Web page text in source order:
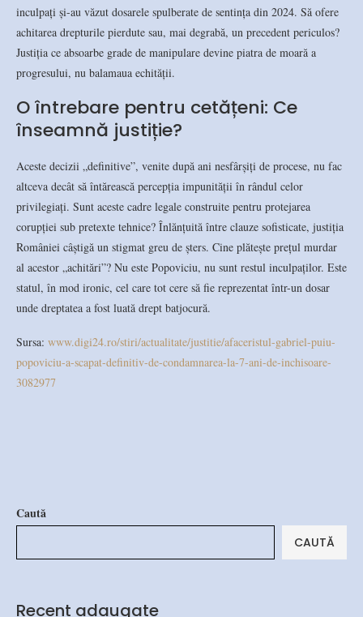
inculpați și-au văzut dosarele spulberate de sentința din 2024. Să ofere
achitarea drepturile pierdute sau, mai degrabă, un precedent periculos?
Justiția ce absoarbe grade de manipulare devine piatra de moară a
progresului, nu balamaua echității.
O întrebare pentru cetățeni: Ce
înseamnă justiție?
Aceste decizii „definitive”, venite după ani nesfârșiți de procese, nu fac
altceva decât să întărească percepția impunității în rândul celor
privilegiați. Sunt aceste cadre legale construite pentru protejarea
corupției sub pretexte tehnice? Înlănțuită între clauze sofisticate, justiția
României câștigă un stigmat greu de șters. Cine plătește prețul murdar
al acestor „achitări”? Nu este Popoviciu, nu sunt restul inculpaților. Este
statul, în mod ironic, cel care tot cere să fie reprezentat într-un dosar
unde dreptatea a fost luată drept batjocură.
Sursa: www.digi24.ro/stiri/actualitate/justitie/afaceristul-gabriel-puiu-
popoviciu-a-scapat-definitiv-de-condamnarea-la-7-ani-de-inchisoare-
3082977
Caută
CAUTĂ
Recent adaugate